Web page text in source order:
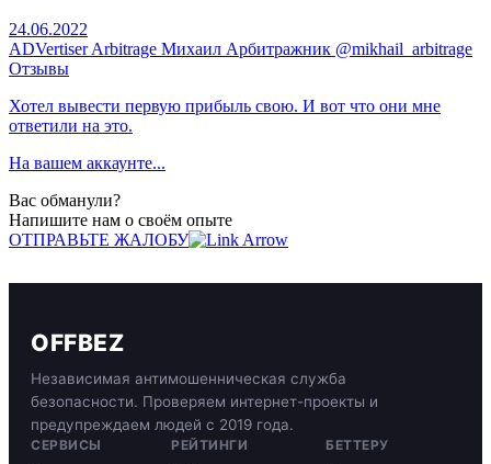
24.06.2022
ADVertiser Arbitrage Михаил Арбитражник @mikhail_arbitrage
Отзывы
Хотел вывести первую прибыль свою. И вот что они мне
ответили на это.
На вашем аккаунте...
Вас обманули?
Напишите нам о своём опыте
ОТПРАВЬТЕ ЖАЛОБУ
OFFBEZ
Независимая антимошенническая служба
безопасности. Проверяем интернет-проекты и
предупреждаем людей с 2019 года.
СЕРВИСЫ РЕЙТИНГИ БЕТТЕРУ